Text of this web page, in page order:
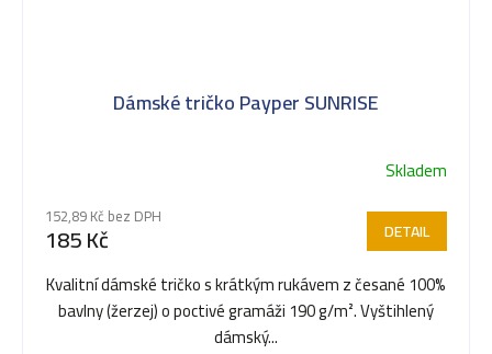
Dámské tričko Payper SUNRISE
Skladem
152,89 Kč bez DPH
185 Kč DETAIL
Kvalitní dámské tričko s krátkým rukávem z česané 100%
bavlny (žerzej) o poctivé gramáži 190 g/m². Vyštihlený
dámský...